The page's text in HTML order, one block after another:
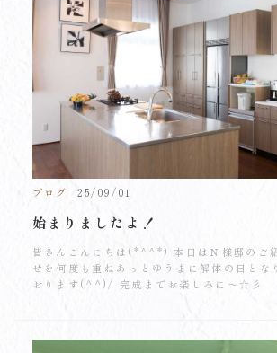
ブログ 25/09/01
始まりましたよ！
皆さんこんにちは(*^^*) 本日はＮ様邸のご
せを何度も重ねあっとゆうまに解体の日とな
おります(^^)/ 完成までお楽しみに～☆彡